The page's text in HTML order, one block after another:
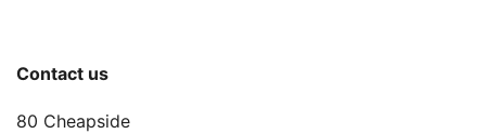
Contact us
80 Cheapside